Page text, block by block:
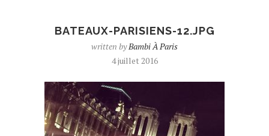
BATEAUX-PARISIENS-12.JPG
written byBambi À Paris
4 juillet 2016